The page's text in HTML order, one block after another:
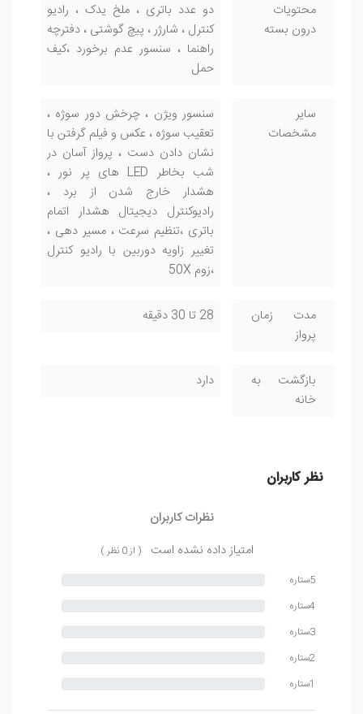
محتویات
درون بسته
دو عدد باتری ، ملخ یدک ، رادیو
کنترل ، شارژر ، پیچ گوشتی ، دفترچه
راهنما ، سنسور عدم برخورد ،کیف
حمل
سایر
مشخصات
سنسور ویژن ، چرخش دور سوژه ،
تعقیب سوژه ، عکس و فیلم گرفتن با
نشان دادن دست ، پرواز آسان در
شب بخاطر LED های پر نور ،
هشدار خارج شدن از برد ،
رادیوکنترل دیجیتال هشدار اتمام
باتری ،تنظیم سرعت ، مسیر دهی ،
تغییر زاویه دوربین با رادیو کنترل
،زوم 50X
مدت زمان
پرواز
28 تا 30 دقیقه
بازگشت به
خانه
دارد
نظر کاربران
نظرات کاربران
امتیاز داده نشده است
( از 0 نظر )
5ستاره
4ستاره
3ستاره
2ستاره
1ستاره